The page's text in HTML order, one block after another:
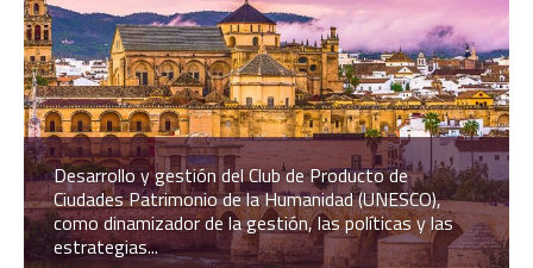
Desarrollo y gestión del Club de Producto de
Ciudades Patrimonio de la Humanidad (UNESCO),
como dinamizador de la gestión, las políticas y las
estrategias...